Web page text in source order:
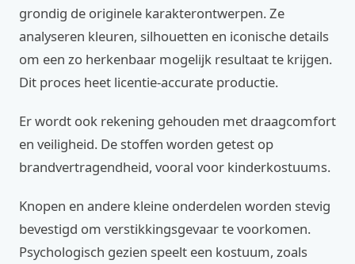
grondig de originele karakterontwerpen. Ze
analyseren kleuren, silhouetten en iconische details
om een zo herkenbaar mogelijk resultaat te krijgen.
Dit proces heet licentie-accurate productie.
Er wordt ook rekening gehouden met draagcomfort
en veiligheid. De stoffen worden getest op
brandvertragendheid, vooral voor kinderkostuums.
Knopen en andere kleine onderdelen worden stevig
bevestigd om verstikkingsgevaar te voorkomen.
Psychologisch gezien speelt een kostuum, zoals